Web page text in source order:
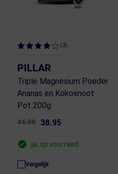
(3)
PILLAR
Triple Magnesium Poeder
Ananas en Kokosnoot
Pot 200g
44.99 38.95
ja, op voorraad
Vergelijk